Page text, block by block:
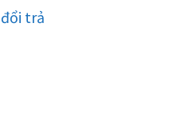
trả